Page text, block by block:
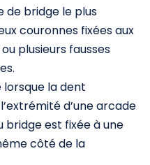
de bridge le plus
couronnes fixées aux
plusieurs fausses
lorsque la dent
d’une arcade
bridge est fixée à une
côté de la